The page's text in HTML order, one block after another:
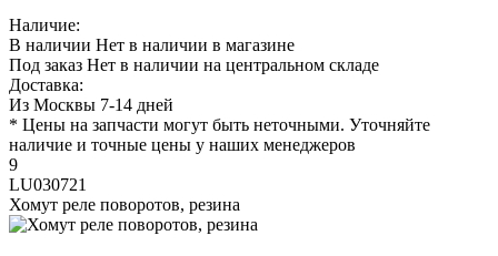
Наличие:
В наличии Нет в наличии в магазине
Под заказ Нет в наличии на центральном складе
Доставка:
Из Москвы 7-14 дней
* Цены на запчасти могут быть неточными. Уточняйте
наличие и точные цены у наших менеджеров
9
LU030721
Хомут реле поворотов, резина